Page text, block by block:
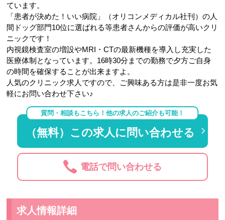
ています。
「患者が決めた！いい病院」（オリコンメディカル社刊）の人
間ドッグ部門10位に選ばれる等患者さんからの評価が高いクリ
ニックです！
内視鏡検査室の増設やMRI・CTの最新機種を導入し充実した
医療体制となっています。16時30分までの勤務で夕方ご自身
の時間を確保することが出来ますよ。
人気のクリニック求人ですので、ご興味ある方は是非一度お気
軽にお問い合わせ下さい♪
質問・相談もこちら！他の求人のご紹介も可能！
（無料）この求人に問い合わせる
電話で問い合わせる
求人情報詳細